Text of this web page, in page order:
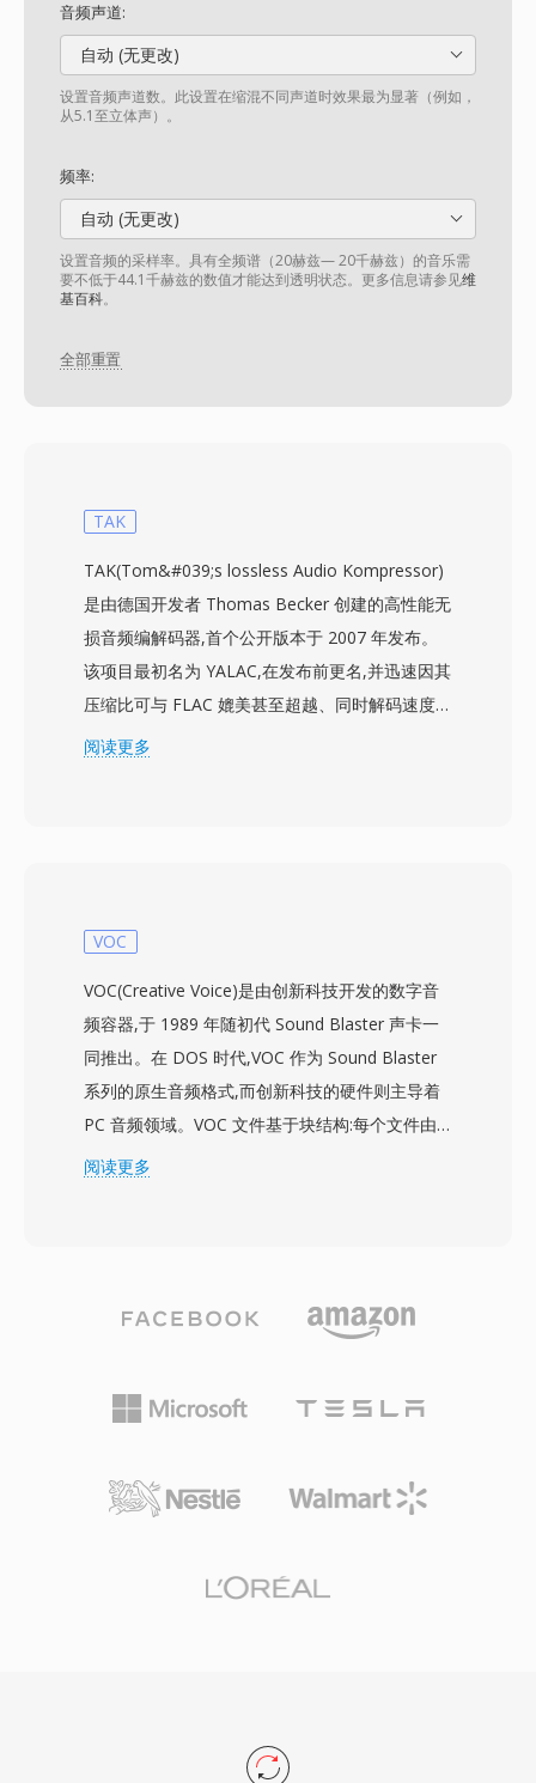
音频声道:
自动 (无更改)
设置音频声道数。此设置在缩混不同声道时效果最为显著（例如，
从5.1至立体声）。
频率:
自动 (无更改)
设置音频的采样率。具有全频谱（20赫兹— 20千赫兹）的音乐需
要不低于44.1千赫兹的数值才能达到透明状态。更多信息请参见维
基百科。
全部重置
TAK
TAK(Tom&#039;s lossless Audio Kompressor)
是由德国开发者 Thomas Becker 创建的高性能无
损音频编解码器,首个公开版本于 2007 年发布。
该项目最初名为 YALAC,在发布前更名,并迅速因其
压缩比可与 FLAC 媲美甚至超越、同时解码速度明
显更快而获得认可。TAK 支持最高 24 位位深和
时播放毫无压力。通过 CRC-32 校验和的错误检测
TAK 还支持嵌入式 CUE 表和 APEv2 标签,方便整
理多轨专辑。主要的取舍在于 TAK 目前仍为闭源
且仅支持 Windows,限制了跨平台的普及。对于在
Windows 系统上优先考虑压缩效率和速度的用户
来说,TAK 是目前可用的最佳无损选项之一。
阅读更多
VOC
VOC(Creative Voice)是由创新科技开发的数字音
频容器,于 1989 年随初代 Sound Blaster 声卡一
同推出。在 DOS 时代,VOC 作为 Sound Blaster
系列的原生音频格式,而创新科技的硬件则主导着
PC 音频领域。VOC 文件基于块结构:每个文件由
多个类型化的数据块组成,可承载 8 位无符号
著优势是硬件级别的解码 — Sound Blaster 声卡
周期极为宝贵的时代释放了 CPU 资源用于其他任
务。该格式在 id Software、Sierra 和 LucasArts
WAV 格式的兴起,VOC 逐渐退出了主流,但它对于
阅读更多